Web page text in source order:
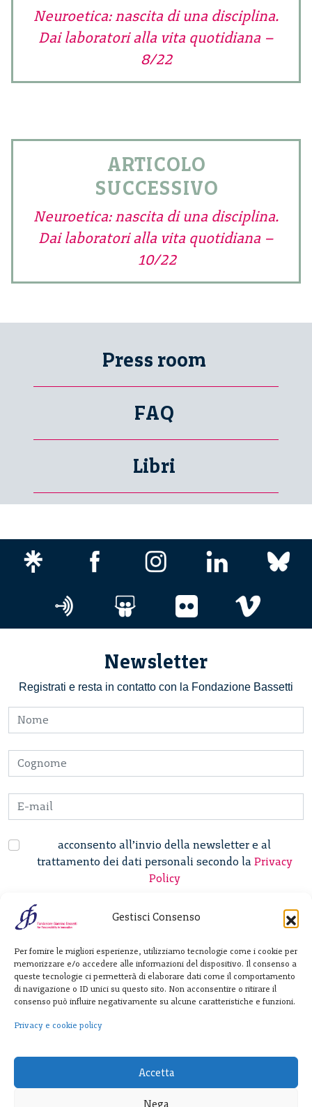
Gestisci Consenso
Per fornire le migliori esperienze, utilizziamo tecnologie come i cookie per
memorizzare e/o accedere alle informazioni del dispositivo. Il consenso a
queste tecnologie ci permetterà di elaborare dati come il comportamento
di navigazione o ID unici su questo sito. Non acconsentire o ritirare il
consenso può influire negativamente su alcune caratteristiche e funzioni.
Privacy e cookie policy
Accetta
Nega
Neuroetica: nascita di una disciplina.
Dai laboratori alla vita quotidiana –
8/22
ARTICOLO
SUCCESSIVO
Neuroetica: nascita di una disciplina.
Dai laboratori alla vita quotidiana –
10/22
Press room
FAQ
Libri
Newsletter
Registrati e resta in contatto con la Fondazione Bassetti
acconsento all’invio della newsletter e al
trattamento dei dati personali secondo la Privacy
Policy
Giannino Bassetti ETS
Via Michele Barozzi 4
F. + 39 02 76392030
info@fondazionebassetti.org